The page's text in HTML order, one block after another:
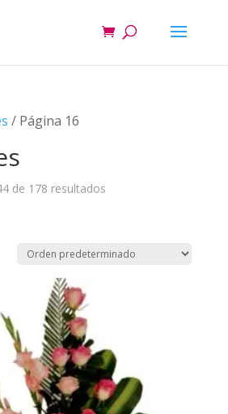
/ Página 16
de 178 resultados